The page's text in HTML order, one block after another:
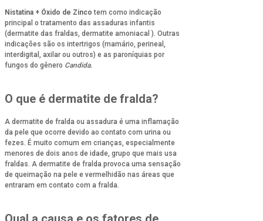
Nistatina + Óxido de Zinco tem como indicação
principal o tratamento das assaduras infantis
(dermatite das fraldas, dermatite amoniacal ). Outras
indicações são os intertrigos (mamário, perineal,
interdigital, axilar ou outros) e as paroníquias por
fungos do gênero Candida.
O que é dermatite de fralda?
A dermatite de fralda ou assadura é uma inflamação
da pele que ocorre devido ao contato com urina ou
fezes. É muito comum em crianças, especialmente
menores de dois anos de idade, grupo que mais usa
fraldas. A dermatite de fralda provoca uma sensação
de queimação na pele e vermelhidão nas áreas que
entraram em contato com a fralda.